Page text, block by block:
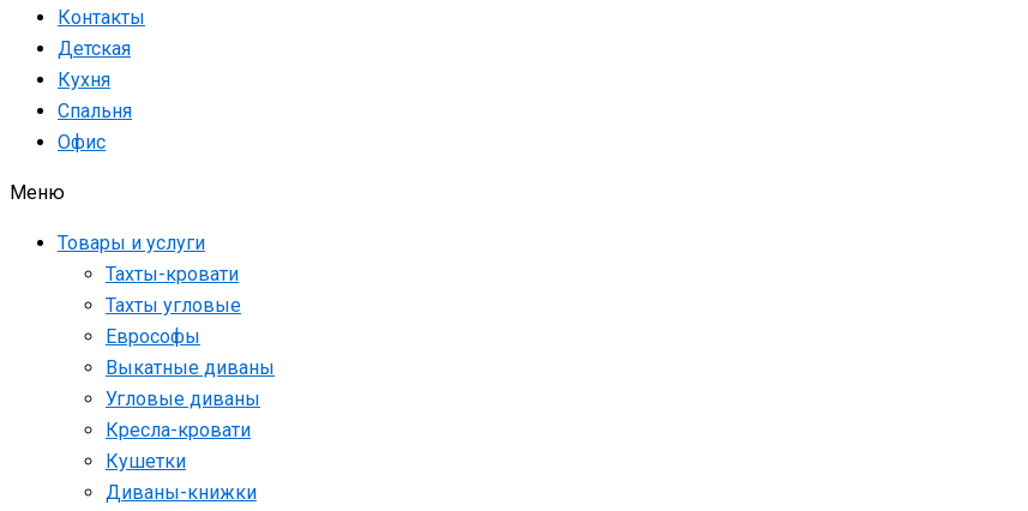
Контакты
Детская
Кухня
Спальня
Офис
Меню
Товары и услуги
Тахты-кровати
Тахты угловые
Еврософы
Выкатные диваны
Угловые диваны
Кресла-кровати
Кушетки
Диваны-книжки